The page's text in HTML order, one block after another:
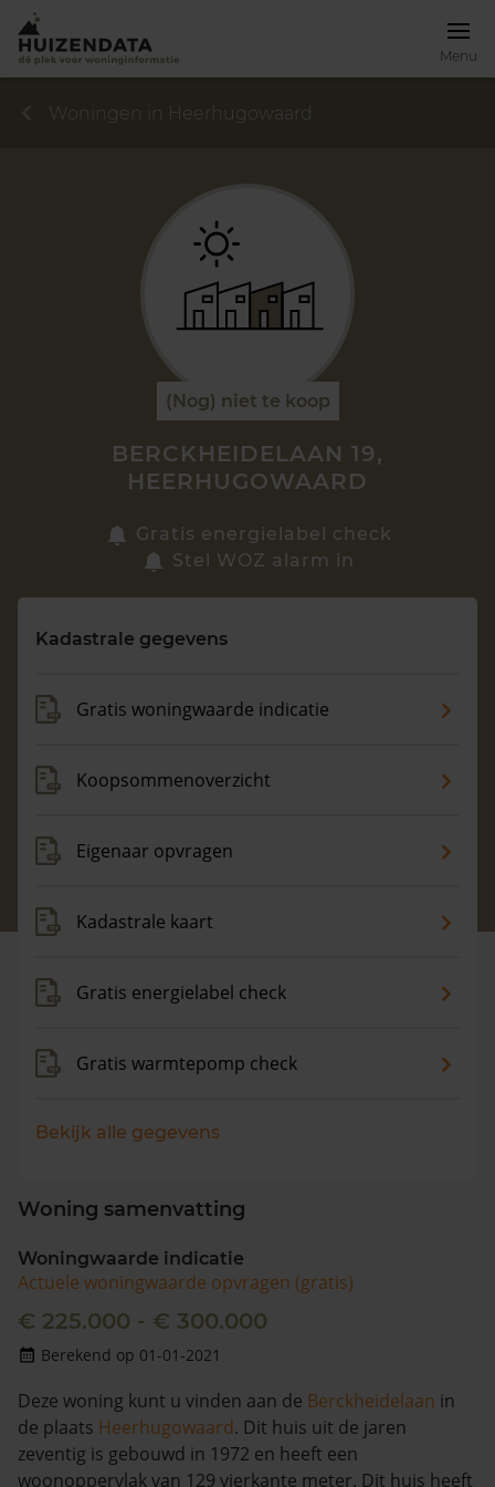
Menu
Vragen? Neem contact met ons op
088 220 4200
Woningen in Heerhugowaard
(Nog) niet te koop
BERCKHEIDELAAN 19,
HEERHUGOWAARD
Gratis energielabel check
Stel WOZ alarm in
Kadastrale gegevens
Gratis woningwaarde indicatie
Koopsommenoverzicht
Eigenaar opvragen
Kadastrale kaart
Gratis energielabel check
Gratis warmtepomp check
Bekijk alle gegevens
Woning samenvatting
Woningwaarde indicatie
Actuele woningwaarde opvragen (gratis)
€ 225.000 - € 300.000
Berekend op 01-01-2021
Deze woning kunt u vinden aan de Berckheidelaan in
de plaats Heerhugowaard. Dit huis uit de jaren
zeventig is gebouwd in 1972 en heeft een
woonoppervlak van 129 vierkante meter. Dit huis heeft